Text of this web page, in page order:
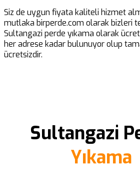
Siz de uygun fiyata kaliteli hizmet
mutlaka birperde.com olarak bizleri
Sultangazi perde yıkama olarak
her adrese kadar bulunuyor olup
ücretsizdir.
Sultangazi
Yıkama